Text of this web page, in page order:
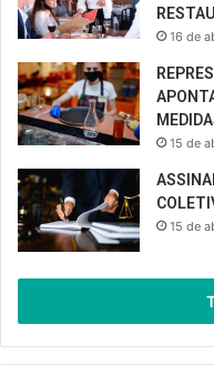
16 de
15 de
15 de